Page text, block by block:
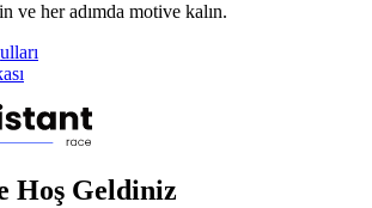
ve her adımda motive kalın.
Hoş Geldiniz